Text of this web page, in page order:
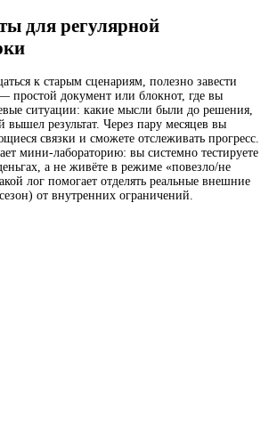
для регулярной
к старым сценариям, полезно завести
простой документ или блокнот, где вы
ситуации: какие мысли были до решения,
вышел результат. Через пару месяцев вы
связки и сможете отслеживать прогресс.
мини‑лабораторию: вы системно тестируете
а не живёте в режиме «повезло/не
лог помогает отделять реальные внешние
от внутренних ограничений.